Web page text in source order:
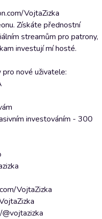
VojtaZizka
Získáte přednostní
streamům pro patrony,
investují mí hosté.
nové uživatele:
investováním - 300
VojtaZizka